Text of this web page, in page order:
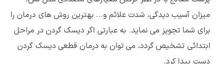
میزان آسیب دیدگی، شدت علائم و... بهترین روش های درمان را
برای شما تجویز می نماید. به عبارتی اگر دیسک گردن در مراحل
ابتدائی تشخیص گردد، می توان به درمان قطعی دیسک گردن
دست پیدا کرد.